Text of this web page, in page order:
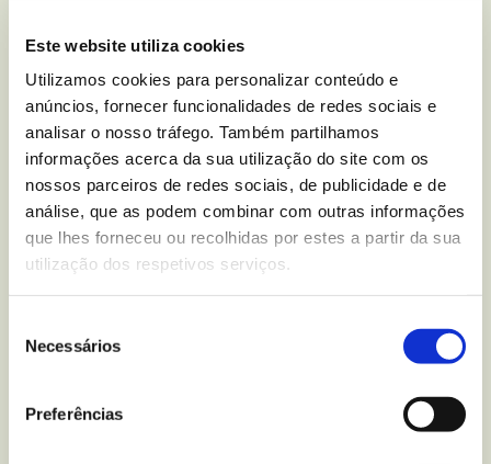
Este website utiliza cookies
Utilizamos cookies para personalizar conteúdo e
anúncios, fornecer funcionalidades de redes sociais e
analisar o nosso tráfego. Também partilhamos
informações acerca da sua utilização do site com os
nossos parceiros de redes sociais, de publicidade e de
análise, que as podem combinar com outras informações
que lhes forneceu ou recolhidas por estes a partir da sua
utilização dos respetivos serviços.
Necessários
Preferências
5 truques para melhorar
a qualidade do seu sono
BEM-ESTAR E LAZER
Leer